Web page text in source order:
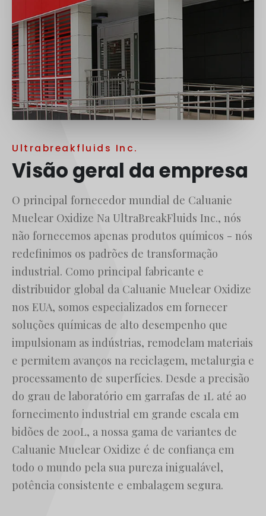
Ultrabreakfluids Inc.
Visão geral da empresa
O principal fornecedor mundial de Caluanie
Muelear Oxidize Na UltraBreakFluids Inc., nós
não fornecemos apenas produtos químicos - nós
redefinimos os padrões de transformação
industrial. Como principal fabricante e
distribuidor global da Caluanie Muelear Oxidize
nos EUA, somos especializados em fornecer
soluções químicas de alto desempenho que
impulsionam as indústrias, remodelam materiais
e permitem avanços na reciclagem, metalurgia e
processamento de superfícies. Desde a precisão
do grau de laboratório em garrafas de 1L até ao
fornecimento industrial em grande escala em
bidões de 200L, a nossa gama de variantes de
Caluanie Muelear Oxidize é de confiança em
todo o mundo pela sua pureza inigualável,
potência consistente e embalagem segura.
O‘zbekcha
Français
Français de Belgique
Français du Canada
Türkçe
Қазақ тілі
Slovenščina
日本語
Ελληνικά
नेपाली
ไทย
Čeština
Հայերեն
Română
Български
Dansk
Nederlands
Nederlands (België)
Кыргызча
Bahasa Melayu
ဗမာစာ